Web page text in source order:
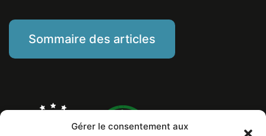
Gérer le consentement aux
Sommaire des articles